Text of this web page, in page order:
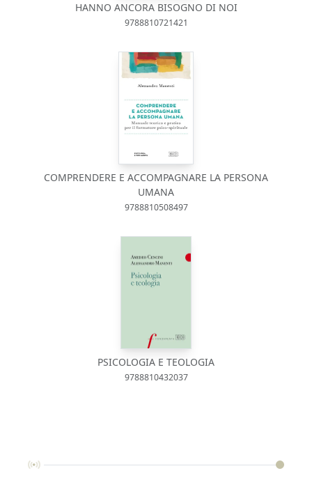
HANNO ANCORA BISOGNO DI NOI
9788810721421
COMPRENDERE E ACCOMPAGNARE LA PERSONA
UMANA
9788810508497
PSICOLOGIA E TEOLOGIA
9788810432037